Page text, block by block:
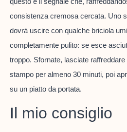
consistenza cremosa cercata. Uno
dovrà uscire con qualche briciola
completamente pulito: se esce
troppo. Sfornate, lasciate
stampo per almeno 30 minuti, poi
su un piatto da portata.
Il mio consiglio